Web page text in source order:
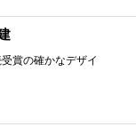
賞の確かなデザイ